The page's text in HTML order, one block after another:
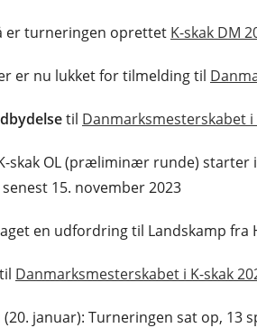
er turneringen oprettet K-skak DM
er nu lukket for tilmelding til
til Danmarksmesterskabet i
skak OL (præliminær runde)
senest 15. november 2023
en udfordring til Landskamp fra
til Danmarksmesterskabet i K-skak
(20. januar): Turneringen sat op, 13